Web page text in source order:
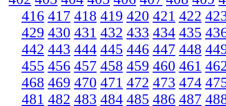
416 417 418 419 420 421 422
429 430 431 432 433 434 435
442 443 444 445 446 447 448
455 456 457 458 459 460 461
468 469 470 471 472 473 474
481 482 483 484 485 486 487